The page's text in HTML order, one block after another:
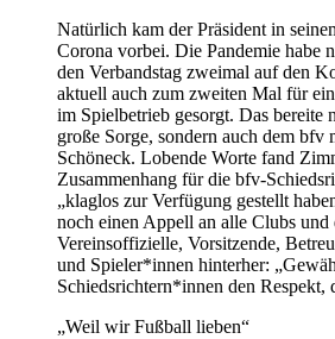
Natürlich kam der Präsident in
Corona vorbei. Die Pandemie habe
den Verbandstag zweimal auf den
aktuell auch zum zweiten Mal für
im Spielbetrieb gesorgt. Das bereite
große Sorge, sondern auch dem bfv
Schöneck. Lobende Worte fand
Zusammenhang für die bfv-
„klaglos zur Verfügung gestellt
noch einen Appell an alle Clubs
Vereinsoffizielle, Vorsitzende,
und Spieler*innen hinterher:
Schiedsrichtern*innen den Respekt,
„Weil wir Fußball lieben“